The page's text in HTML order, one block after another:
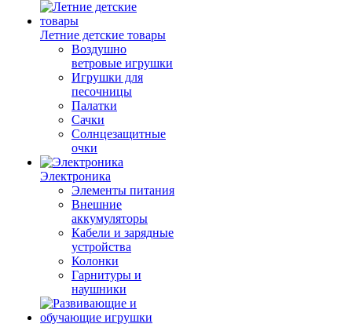
Летние детские товары
Воздушно
ветровые игрушки
Игрушки для
песочницы
Палатки
Сачки
Солнцезащитные
очки
Электроника
Элементы питания
Внешние
аккумуляторы
Кабели и зарядные
устройства
Колонки
Гарнитуры и
наушники